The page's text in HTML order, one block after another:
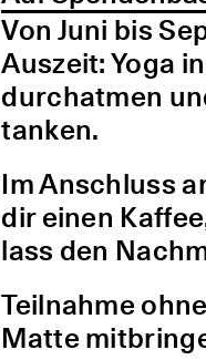
Von Juni bis
Auszeit: Yoga
durchatmen
tanken.
Im Anschluss
dir einen
lass den
Teilnahme
Matte